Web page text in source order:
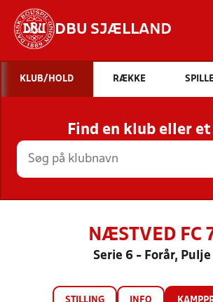
DBU SJÆLLAND
Hvad
INDHOLD
STILLINGER, RESULTATER,
HOLD
KLUB/HOLD RÆKKE
Find en klub eller et
NÆSTVED FC
Serie 6 - Forår, Pulje